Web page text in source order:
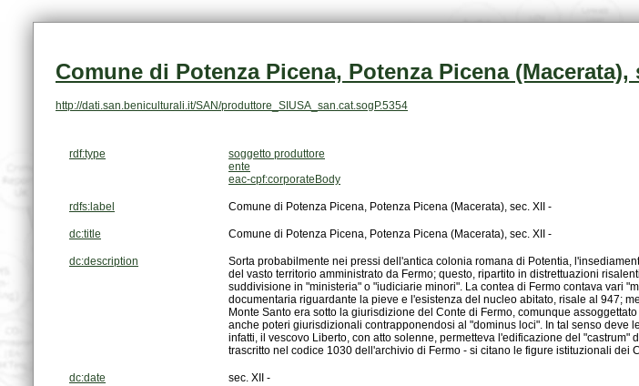
Comune di Potenza Picena, Potenza Picena (Macerata),
http://dati.san.beniculturali.it/SAN/produttore_SIUSA_san.cat.sogP.5354
rdf:type
soggetto produttore
ente
eac-cpf:corporateBody
rdfs:label Comune di Potenza Picena, Potenza Picena (Macerata), sec. XII -
dc:title Comune di Potenza Picena, Potenza Picena (Macerata), sec. XII -
dc:description
trascritto nel codice 1030 dell'archivio di Fermo - si citano le figure istituzionali dei
dc:date sec. XII -